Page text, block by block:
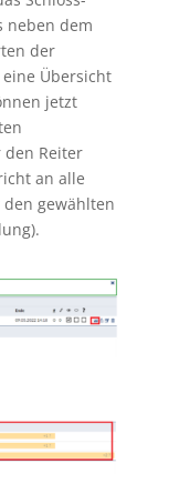
neben dem
der
Übersicht
jetzt
Reiter
an alle
gewählten